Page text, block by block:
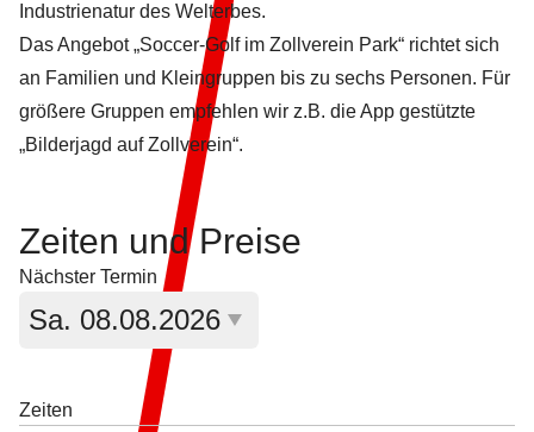
Industrienatur des Welterbes.
Das Angebot „Soccer-Golf im Zollverein Park“ richtet sich
an Familien und Kleingruppen bis zu sechs Personen. Für
größere Gruppen empfehlen wir z.B. die App gestützte
„Bilderjagd auf Zollverein“.
Zeiten undPreise
Nächster Termin
Aktuell ausgewähltes Datum:
Sa. 08.08.2026
Zeiten